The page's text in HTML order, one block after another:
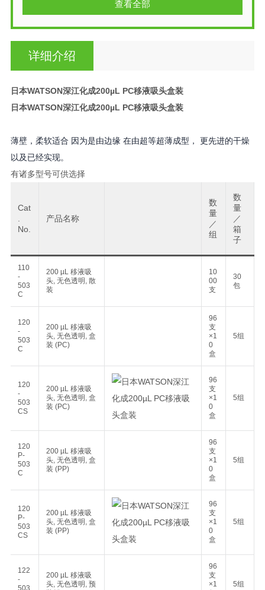
查看全部
详细介绍
日本WATSON深江化成200µL PC移液吸头盒装
日本WATSON深江化成200µL PC移液吸头盒装
薄壁，柔软适合 因为是由边缘 在由超等超薄成型， 更先进的干燥
以及已经实现。
有诸多型号可供选择
Cat
No.
产品名称
数
量
／
组
数
量
／
箱
子
110
-
503
C
200 µL 移液吸
头, 无色透明, 散
装
10
00
支
30
包
120
-
503
C
200 µL 移液吸
头, 无色透明, 盒
装 (PC)
96
支
×1
0
盒
5组
120
-
503
CS
200 µL 移液吸
头, 无色透明, 盒
装 (PC)
96
支
×1
0
盒
5组
120
P-
503
C
200 µL 移液吸
头, 无色透明, 盒
装 (PP)
96
支
×1
0
盒
5组
120
P-
503
CS
200 µL 移液吸
头, 无色透明, 盒
装 (PP)
96
支
×1
0
盒
5组
122
-
503
200 µL 移液吸
头, 无色透明, 预
96
支
×1
5组